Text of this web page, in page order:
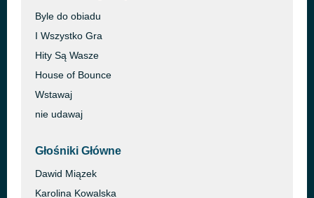
Byle do obiadu
I Wszystko Gra
Hity Są Wasze
House of Bounce
Wstawaj
nie udawaj
Głośniki Główne
Dawid Miązek
Karolina Kowalska